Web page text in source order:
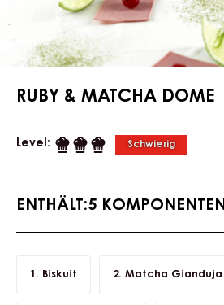
RUBY & MATCHA DOME
Level: Schwierig
ENTHÄLT:5 KOMPONENTEN
Biskuit Matcha Gianduja